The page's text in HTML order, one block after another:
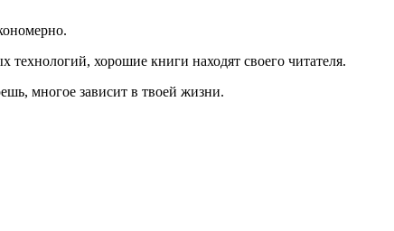
технологий, хорошие книги находят своего читателя.
многое зависит в твоей жизни.